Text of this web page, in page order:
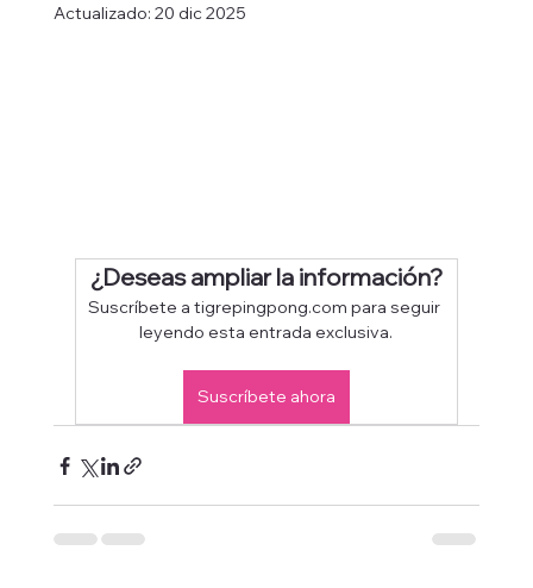
Actualizado: 20 dic 2025
¿Deseas ampliar la información?
Suscríbete a tigrepingpong.com para seguir
leyendo esta entrada exclusiva.
Suscríbete ahora